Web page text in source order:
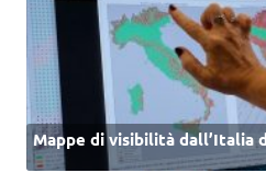
Mappe di visibilità dall’Italia